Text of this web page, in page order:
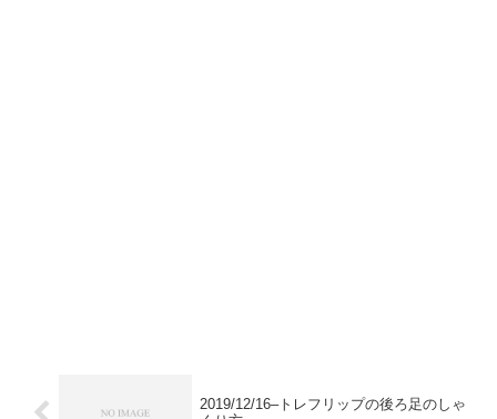
2019/12/16–トレフリップの後ろ足のしゃ